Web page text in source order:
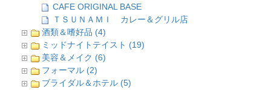
CAFE ORIGINAL BASE
ＴＳＵＮＡＭＩ カレー＆グリル店
酒類＆嗜好品 (4)
ミッドナイトテイスト (19)
美容＆メイク (6)
フォーマル (2)
ブライダル＆ホテル (5)